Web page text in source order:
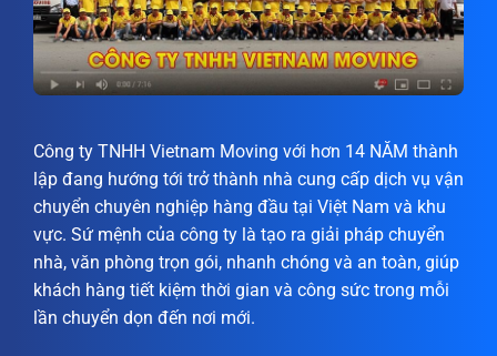
Công ty TNHH Vietnam Moving với hơn 14 NĂM thành
lập đang hướng tới trở thành nhà cung cấp dịch vụ vận
chuyển chuyên nghiệp hàng đầu tại Việt Nam và khu
vực. Sứ mệnh của công ty là tạo ra giải pháp chuyển
nhà, văn phòng trọn gói, nhanh chóng và an toàn, giúp
khách hàng tiết kiệm thời gian và công sức trong mỗi
lần chuyển dọn đến nơi mới.